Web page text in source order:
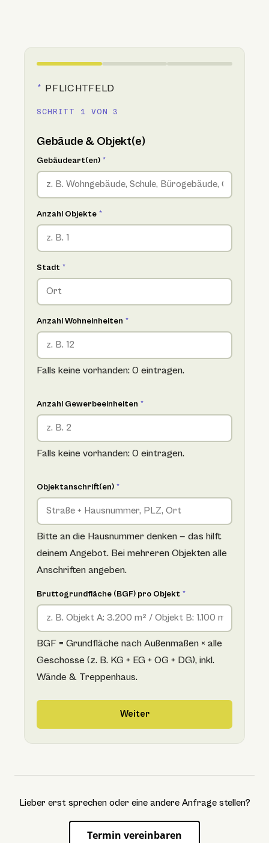
* PFLICHTFELD
SCHRITT 1 VON 3
Gebäude & Objekt(e)
Gebäudeart(en) *
Anzahl Objekte *
Stadt *
Anzahl Wohneinheiten *
Falls keine vorhanden: 0 eintragen.
Anzahl Gewerbeeinheiten *
Falls keine vorhanden: 0 eintragen.
Objektanschrift(en) *
Bitte an die Hausnummer denken — das hilft
deinem Angebot. Bei mehreren Objekten alle
Anschriften angeben.
Bruttogrundfläche (BGF) pro Objekt *
BGF = Grundfläche nach Außenmaßen × alle
Geschosse (z. B. KG + EG + OG + DG), inkl.
Wände & Treppenhaus.
Weiter
Lieber erst sprechen oder eine andere Anfrage stellen?
Termin vereinbaren